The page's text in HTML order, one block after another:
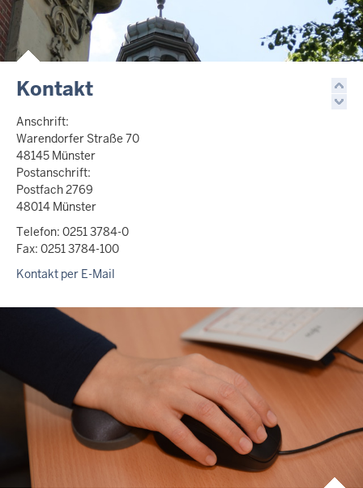
Kontakt
Anschrift:
Warendorfer Straße 70
48145 Münster
Postanschrift:
Postfach 2769
48014 Münster
Telefon: 0251 3784-0
Fax: 0251 3784-100
Kontakt per E-Mail